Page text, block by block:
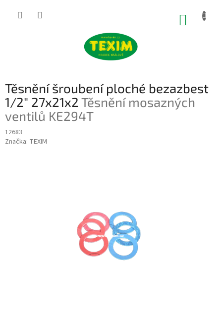
Těsnění šroubení ploché bezazbest
1/2" 27x21x2Těsnění mosazných
ventilů KE294T
12683
Značka: TEXIM